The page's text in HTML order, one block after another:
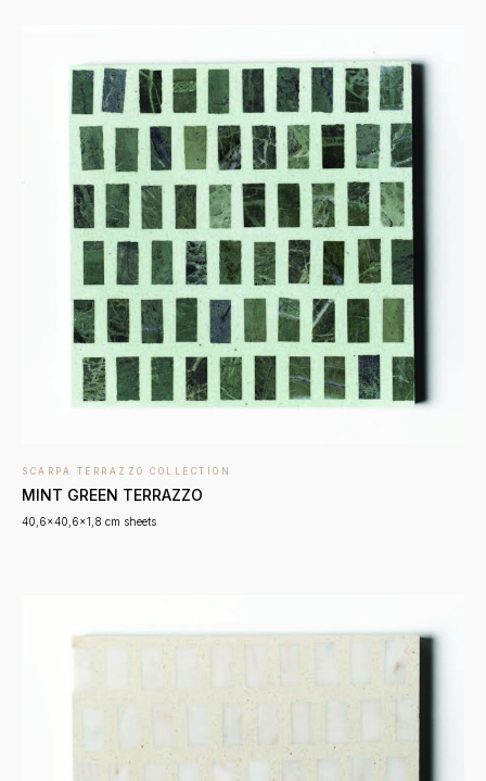
SCARPA TERRAZZO COLLECTION
MINT GREEN TERRAZZO
40,6x40,6x1,8 cm sheets